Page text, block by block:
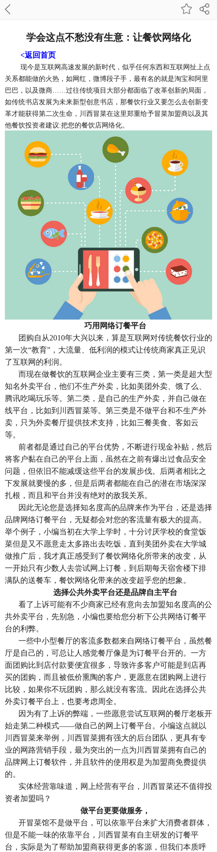
学会这点不愁没有生意：让餐饮网络化
<返回首页
现今是互联网高速发展的新时代，似乎任何东西和互联网扯上点
关系都能做的火热，如网红，微博段子手，最有名的就是淘宝和阿里
巴巴，以及微商……过往传统项目大部分都面临了改革创新的局面，
如传统书店发展为未来新型创意书店，那餐饮行业又要怎么去创新变
革才能获得第二次生命，川西冒菜在这里郑重给予冒菜加盟商以及其
他餐饮投资者建议:把您的餐饮店网络化。
巧用网络订餐平台
团购自从2010年大兴以来，算是互联网对传统餐饮行业的
第一次“教育”，大流量、低利润的模式让传统商家真正见识
了互联网的利润。
而现在做餐饮的互联网企业主要有三类，第一类是超大型
知名外卖平台，他们不生产外卖，比如美团外卖、饿了么、
腾讯吃喝玩乐等。第二类，是自己的生产外卖，并自己做在
线平台，比如到川西冒菜等。第三类是不做平台和不生产外
卖，只为外卖餐厅提供技术支持，比如三餐美食、客如云
等。
前者都是通过自己的平台优势，不断进行现金补贴，然后
将客户黏在自己的平台上面，虽然在之前有爆出过食品安全
问题，但依旧不能减缓这些平台的发展步伐。后两者相比之
下发展就要慢的多，但是后两者都能在自己的潜在市场深深
扎根，而且和平台并没有绝对的敌我关系。
因此无论您是选择知名度高的品牌来作为平台，还是选择
品牌网络订餐平台，无疑都会对您的客流量有极大的提高。
举个例子，小编当初在大学上学时，十分讨厌学校的食堂饭
菜但是又不愿意走太多路出去吃饭，直到美团外卖在大学城
做推广后，我才真正感受到了餐饮网络化所带来的改变，从
一开始只有少数人去尝试网上订餐，到后期每天宿舍楼下排
满队的送餐车，餐饮网络化带来的改变超乎您的想象。
选择公共外卖平台还是品牌自主平台
看了上诉可能有不少商家已经有意向去加盟知名度高的公
共外卖平台，先别急，小编也要给您分析下公共网络订餐平
台的利弊。
一些中小型餐厅的客流多数都来自网络订餐平台，虽然餐
厅是自己的，可总让人感觉餐厅像是为订餐平台开的。一方
面团购比到店付款要便宜很多，导致许多客户可能是到店再
买的团购，而且被低价熏陶的客户，更愿意在团购网上进行
比较，如果你不玩团购，那么就没有客流。因此在选择公共
外卖订餐平台上，也要考虑周全。
因为有了上诉的弊端，一些愿意尝试互联网的餐厅老板开
始走第二种模式——做自己的网上订餐平台。小编这点就以
川西冒菜来举例，川西冒菜拥有强大的后台团队，更具有专
业的网路营销手段，最为突出的一点为川西冒菜拥有自己的
品牌网上订餐软件，并且软件的使用权是为加盟商免费提供
的。
实体经营靠味道，网上经营有平台，川西冒菜还不值得投
资者加盟吗？
做平台更要做服务，
开冒菜馆不是做平台，可以依靠平台来扩大消费者群体，
但是不能一味的依靠平台，川西冒菜有自主研发的订餐平
台，实际是为了帮助加盟商获得更多的客源，但我们本质呼